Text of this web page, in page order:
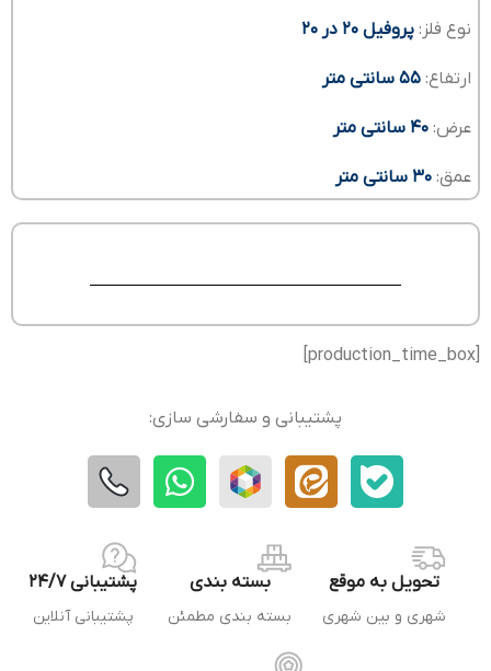
نوع فلز: پروفیل 20 در 20
ارتفاع: 55 سانتی متر
عرض: 40 سانتی متر
عمق: 30 سانتی متر
پشتیبانی و سفارشی سازی:
تحویل به موقع
شهری و بین شهری
بسته بندی
بسته بندی مطمئن
پشتیبانی 24/7
پشتیبانی آنلاین